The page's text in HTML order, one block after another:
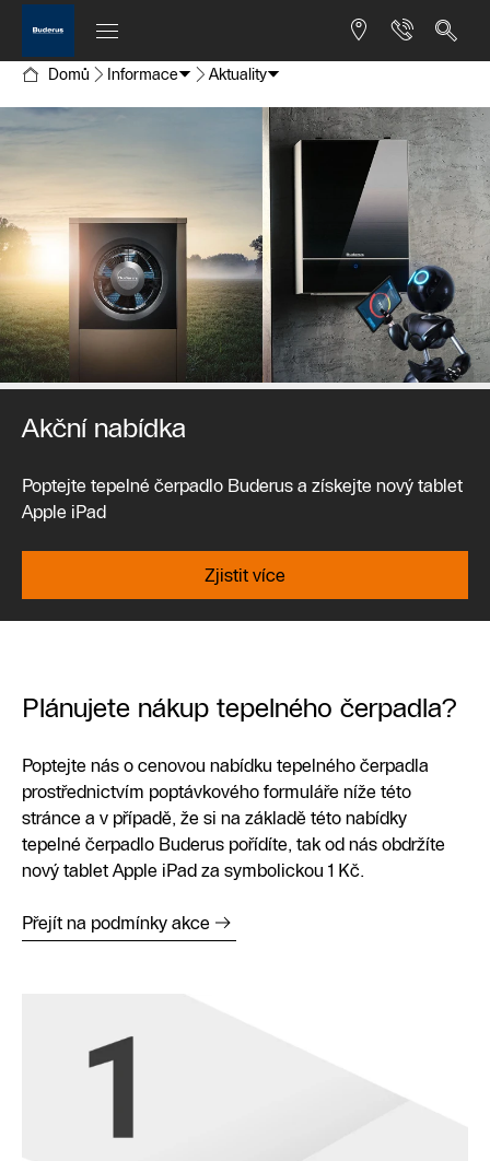
Domů Informace Aktuality
Akční nabídka
Poptejte tepelné čerpadlo Buderus a získejte nový tablet
Apple iPad
Zjistit více
Plánujete nákup tepelného čerpadla?
Poptejte nás o cenovou nabídku tepelného čerpadla
prostřednictvím poptávkového formuláře níže této
stránce a v případě, že si na základě této nabídky
tepelné čerpadlo Buderus pořídíte, tak od nás obdržíte
nový tablet Apple iPad za symbolickou 1 Kč.
Přejít na podmínky akce